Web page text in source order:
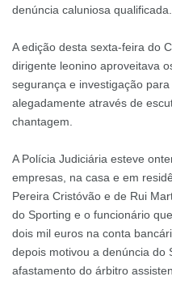
denúncia caluniosa qualificada.
A edição desta sexta-feira do
dirigente leonino aproveitava
segurança e investigação
alegadamente através de
chantagem.
A Polícia Judiciária esteve
empresas, na casa e em
Pereira Cristóvão e de Rui
do Sporting e o funcionário
dois mil euros na conta
depois motivou a denúncia do
afastamento do árbitro